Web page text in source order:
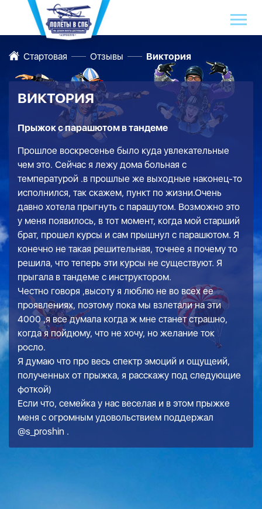
Стартовая Отзывы Виктория
ВИКТОРИЯ
Прыжок с парашютом в тандеме
Прошлое воскресенье было куда увлекательные
чем это. Сейчас я лежу дома больная с
температурой .в прошлые же выходные наконец-то
исполнился, так скажем, пункт по жизни.Очень
давно хотела прыгнуть с парашутом. Возможно это
у меня появилось, в тот момент, когда мой старший
брат, прошел курсы и сам прышнул с парашютом. Я
конечно не такая решительная, точнее я почему то
решила, что теперь эти курсы не существуют. Я
прыгала в тандеме с инструктором.
Честно говоря ,высоту я люблю не во всех ее
проявлениях, поэтому пока мы взлетали на эти
4000 ,я все думала когда ж мне станет страшно,
когда я пойдюму, что не хочу, но желание ток
росло.
Я думаю что про весь спектр эмоций и ощущеий,
полученных от прыжка, я расскажу под следующие
фоткой)
Если что, семейка у нас веселая и в этом прыжке
меня с огромным удовольствием поддержал
@s_proshin .